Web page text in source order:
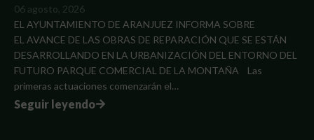
06 agosto, 2026
EL AYUNTAMIENTO DE ARANJUEZ INFORMA SOBRE
EL AVANCE DE LAS OBRAS DE REPARACIÓN QUE SE ESTÁN
DESARROLLANDO EN LA URBANIZACIÓN DEL ENTORNO DEL
FUTURO PARQUE COMERCIAL DE LA MONTAÑA Las
primeras actuaciones comenzarán el…
Seguir leyendo